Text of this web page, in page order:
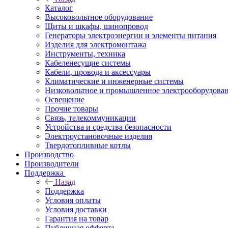
Каталог
Высоковольтное оборудование
Щиты и шкафы, шинопровод
Генераторы электроэнергии и элементы питания
Изделия для электромонтажа
Инструменты, техника
Кабеленесущие системы
Кабели, провода и аксессуары
Климатические и инженерные системы
Низковольтное и промышленное
Освещение
Прочие товары
Связь, телекоммуникации
Устройства и средства безопасности
Электроустановочные изделия
Твердотопливные котлы
Производство
Производители
Поддержка
Назад
Поддержка
Условия оплаты
Условия доставки
Гарантия на товар